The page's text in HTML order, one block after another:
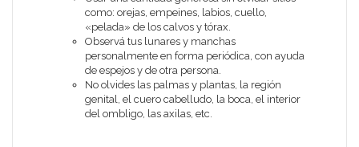
como: orejas, empeines, labios, cuello,
«pelada» de los calvos y tórax.
Observá tus lunares y manchas
personalmente en forma periódica, con ayuda
de espejos y de otra persona.
No olvides las palmas y plantas, la región
genital, el cuero cabelludo, la boca, el interior
del ombligo, las axilas, etc.